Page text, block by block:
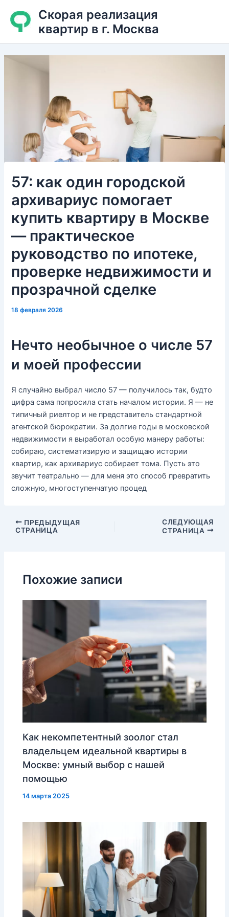
содержимому
Скорая реализация
квартир в г. Москва
57: как один городской
архивариус помогает
купить квартиру в Москве
— практическое
руководство по ипотеке,
проверке недвижимости и
прозрачной сделке
18 февраля 2026
Нечто необычное о числе 57
и моей профессии
Я случайно выбрал число 57 — получилось так, будто
цифра сама попросила стать началом истории. Я — не
типичный риелтор и не представитель стандартной
агентской бюрократии. За долгие годы в московской
недвижимости я выработал особую манеру работы:
собираю, систематизирую и защищаю истории
квартир, как архивариус собирает тома. Пусть это
звучит театрально — для меня это способ превратить
сложную, многоступенчатую процед
НавигацияПРЕДЫДУЩАЯ
СТРАНИЦА
СЛЕДУЮЩАЯ
СТРАНИЦА
Похожие записи
Как некомпетентный зоолог стал
владельцем идеальной квартиры в
Москве: умный выбор с нашей
помощью
14 марта 2025